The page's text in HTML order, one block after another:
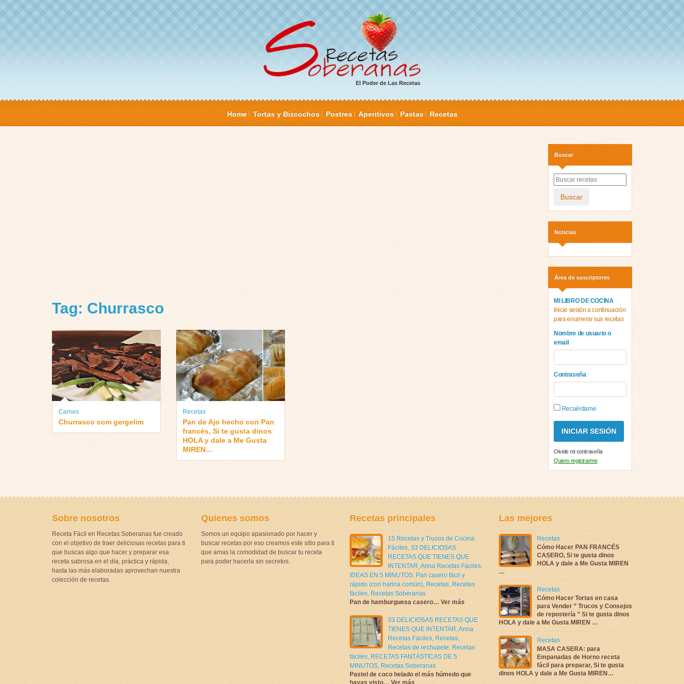
El Poder de Las Recetas
Home Tortas y Bizcochos Postres Aperitivos Pastas Recetas
Tag: Churrasco
Carnes
Churrasco com gergelim
Recetas
Pan de Ajo hecho con Pan
francés, Si te gusta dinos
HOLA y dale a Me Gusta
MIREN…
Buscar
Buscar
Noticias
Área de suscriptores
MI LIBRO DE COCINA
Inicie sesión a continuación
para enumerar sus recetas
Nombre de usuario o
email
Contraseña
Recuérdame
Olvide mi contraseña
Quiero registrarme
Sobre nosotros
Receta Fácil en Recetas Soberanas fue creado
con el objetivo de traer deliciosas recetas para ti
que buscas algo que hacer y preparar esa
receta sabrosa en el día, práctica y rápida,
hasta las más elaboradas aprovechan nuestra
colección de recetas.
Quienes somos
Somos un equipo apasionado por hacer y
buscar recetas por eso creamos este sitio para ti
que amas la comodidad de buscar tu receta
para poder hacerla sin secretos.
Recetas principales
15 Recetas y Trucos de Cocina
Fáciles, 33 DELICIOSAS
RECETAS QUE TIENES QUE
INTENTAR,Anna Recetas Fáciles,
IDEAS EN 5 MINUTOS, Pan casero fácil y
rápido (con harina común), Recetas, Recetas
fáciles, Recetas Soberanas
Pan de hamburguesa casero… Ver más
33 DELICIOSAS RECETAS QUE
TIENES QUE INTENTAR,Anna
Recetas Fáciles, Recetas,
Recetas de rechupete, Recetas
fáciles, RECETAS FANTÁSTICAS DE 5
MINUTOS, Recetas Soberanas
Pastel de coco helado el más húmedo que
hayas visto… Ver más
Las mejores
Recetas
Cómo Hacer PAN FRANCÉS
CASERO, Si te gusta dinos
HOLA y dale a Me Gusta MIREN
…
Recetas
Cómo Hacer Tortas en casa
para Vender ” Trucos y Consejos
de repostería ” Si te gusta dinos
HOLA y dale a Me Gusta MIREN …
Recetas
MASA CASERA: para
Empanadas de Horno receta
fácil para preparar, Si te gusta
dinos HOLA y dale a Me Gusta MIREN…